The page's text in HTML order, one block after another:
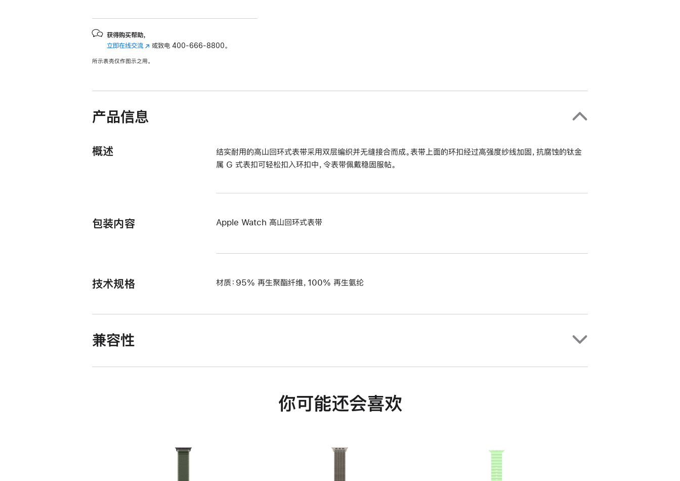
获得购买帮助，
立即在线交流 (在 或致电400-666-8800。
所示表壳仅作图示之用。
产品信息
概述
结实耐用的高山回环式表带采用双层编织并无缝接合而成。表带上面的环扣经过高强度纱线加固，抗腐蚀的钛金
属 G 式表扣可轻松扣入环扣中，令表带佩戴稳固服帖。
包装内容 Apple Watch 高山回环式表带
技术规格 材质：95% 再生聚酯纤维，100% 再生氨纶
兼容性
你可能还会喜欢